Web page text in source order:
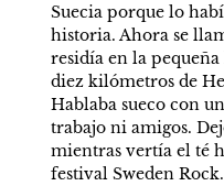
Suecia porque lo
historia. Ahora se
residía en la
diez kilómetros de
Hablaba sueco con
trabajo ni amigos.
mientras vertía el té
festival Sweden Rock.